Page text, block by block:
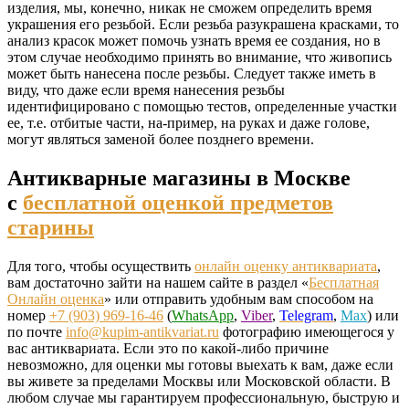
изделия, мы, конечно, никак не сможем определить время
украшения его резьбой. Если резьба разукрашена красками, то
анализ красок может помочь узнать время ее создания, но в
этом случае необходимо принять во внимание, что живопись
может быть нанесена после резьбы. Следует также иметь в
виду, что даже если время нанесения резьбы
идентифицировано с помощью тестов, определенные участки
ее, т.е. отбитые части, на-пример, на руках и даже голове,
могут являться заменой более позднего времени.
Антикварные магазины в Москве
с бесплатной оценкой предметов
старины
Для того, чтобы осуществить онлайн оценку антиквариата,
вам достаточно зайти на нашем сайте в раздел «Бесплатная
Онлайн оценка» или отправить удобным вам способом на
номер +7 (903) 969-16-46 (WhatsApp, Viber, Telegram, Max) или
по почте info@kupim-antikvariat.ru фотографию имеющегося у
вас антиквариата. Если это по какой-либо причине
невозможно, для оценки мы готовы выехать к вам, даже если
вы живете за пределами Москвы или Московской области. В
любом случае мы гарантируем профессиональную, быструю и